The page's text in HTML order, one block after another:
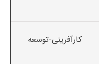
کارآفرینی-توسعه